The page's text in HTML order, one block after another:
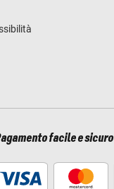
facile e sicuro